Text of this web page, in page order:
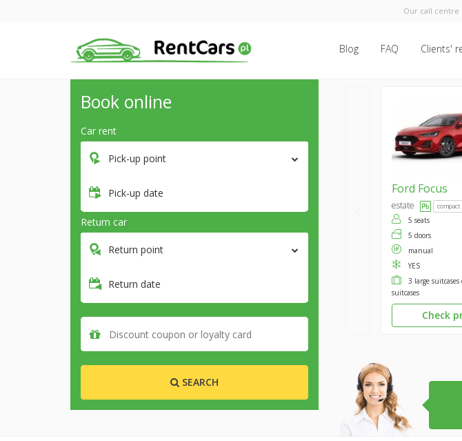
Our call centre
Blog FAQ Clients'
Book online
Car rent
Pick-up point
Pick-up date
Return car
Return point
Return date
SEARCH
Ford Focus
estate compact
5 seats
5 doors
manual
YES
3 large suitcases
suitcases
Check